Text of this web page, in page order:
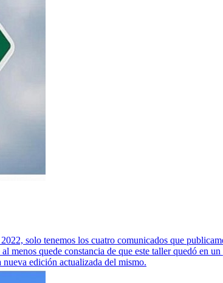
solo tenemos los cuatro comunicados que
menos quede constancia de que este taller quedó en
edición actualizada del mismo.